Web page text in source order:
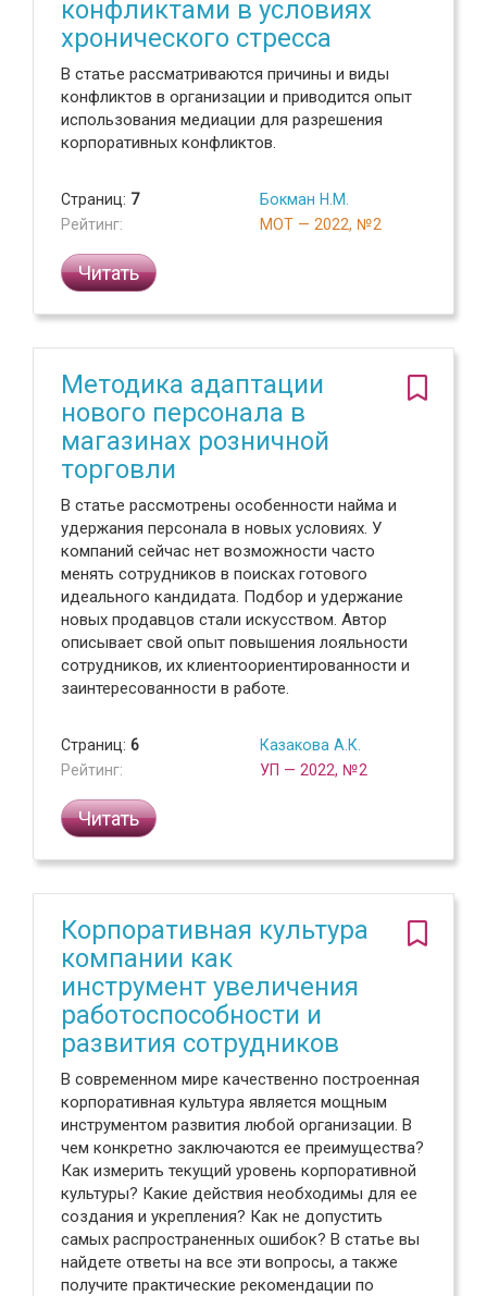
конфликтами в условиях
хронического стресса
В статье рассматриваются причины и виды
конфликтов в организации и приводится опыт
использования медиации для разрешения
корпоративных конфликтов.
Страниц: 7
Рейтинг:
Бокман Н.М.
МОТ — 2022, №2
Читать
Методика адаптации
нового персонала в
магазинах розничной
торговли
В статье рассмотрены особенности найма и
удержания персонала в новых условиях. У
компаний сейчас нет возможности часто
менять сотрудников в поисках готового
идеального кандидата. Подбор и удержание
новых продавцов стали искусством. Автор
описывает свой опыт повышения лояльности
сотрудников, их клиентоориентированности и
заинтересованности в работе.
Страниц: 6
Рейтинг:
Казакова А.К.
УП — 2022, №2
Читать
Корпоративная культура
компании как
инструмент увеличения
работоспособности и
развития сотрудников
В современном мире качественно построенная
корпоративная культура является мощным
инструментом развития любой организации. В
чем конкретно заключаются ее преимущества?
Как измерить текущий уровень корпоративной
культуры? Какие действия необходимы для ее
создания и укрепления? Как не допустить
самых распространенных ошибок? В статье вы
найдете ответы на все эти вопросы, а также
получите практические рекомендации по